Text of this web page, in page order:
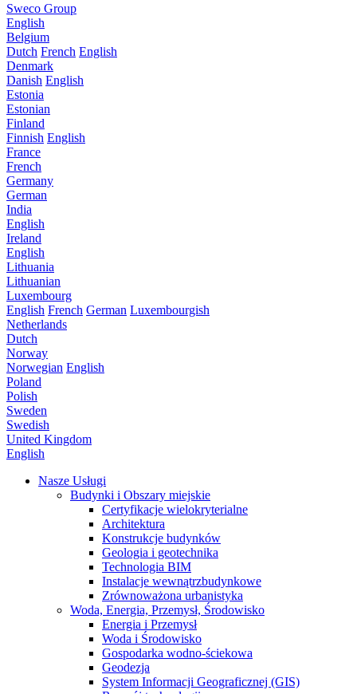
Sweco Group
English
Belgium
Dutch French English
Denmark
Danish English
Estonia
Estonian
Finland
Finnish English
France
French
Germany
German
India
English
Ireland
English
Lithuania
Lithuanian
Luxembourg
English French German Luxembourgish
Netherlands
Dutch
Norway
Norwegian English
Poland
Polish
Sweden
Swedish
United Kingdom
English
Nasze Usługi
Budynki i Obszary miejskie
Certyfikacje wielokryterialne
Architektura
Konstrukcje budynków
Geologia i geotechnika
Technologia BIM
Instalacje wewnątrzbudynkowe
Zrównoważona urbanistyka
Woda, Energia, Przemysł, Środowisko
Energia i Przemysł
Woda i Środowisko
Gospodarka wodno-ściekowa
Geodezja
System Informacji Geograficznej (GIS)